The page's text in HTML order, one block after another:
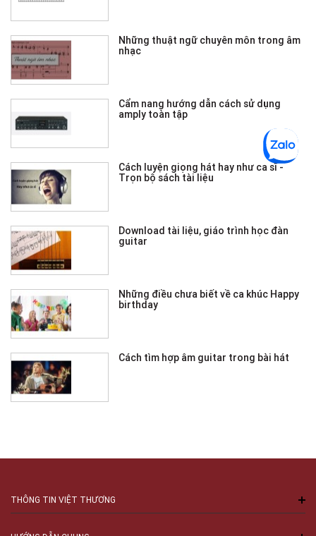
Những thuật ngữ chuyên môn trong âm
nhạc
Cẩm nang hướng dẫn cách sử dụng
amply toàn tập
Cách luyện giọng hát hay như ca sĩ -
Trọn bộ sách tài liệu
Download tài liệu, giáo trình học đàn
guitar
Những điều chưa biết về ca khúc Happy
birthday
Cách tìm hợp âm guitar trong bài hát
THÔNG TIN VIỆT THƯƠNG